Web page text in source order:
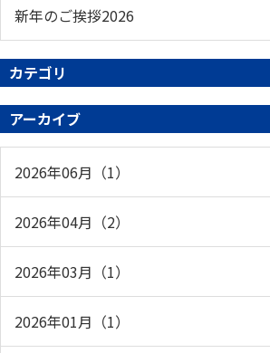
新年のご挨拶2026
カテゴリ
アーカイブ
2026年06月（1）
2026年04月（2）
2026年03月（1）
2026年01月（1）